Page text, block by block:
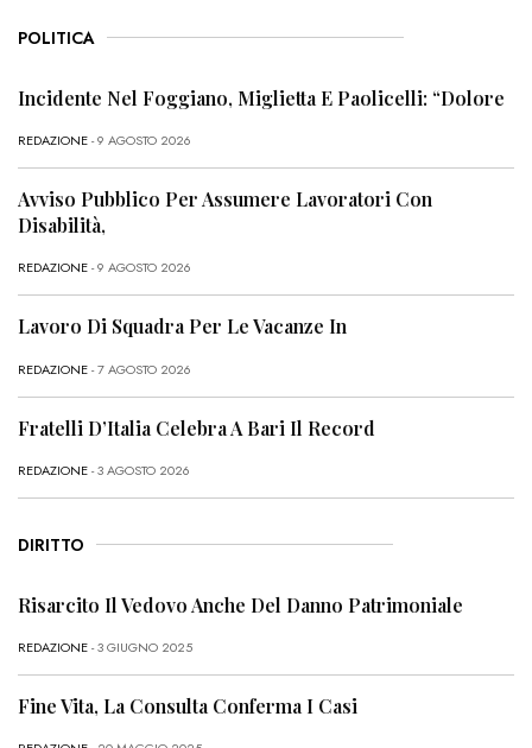
POLITICA
Incidente Nel Foggiano, Miglietta E Paolicelli: “Dolore
REDAZIONE- 9 AGOSTO 2026
Avviso Pubblico Per Assumere Lavoratori Con
Disabilità,
REDAZIONE- 9 AGOSTO 2026
Lavoro Di Squadra Per Le Vacanze In
REDAZIONE- 7 AGOSTO 2026
Fratelli D’Italia Celebra A Bari Il Record
REDAZIONE- 3 AGOSTO 2026
DIRITTO
Risarcito Il Vedovo Anche Del Danno Patrimoniale
REDAZIONE- 3 GIUGNO 2025
Fine Vita, La Consulta Conferma I Casi